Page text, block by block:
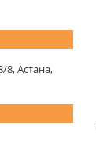
8, Астана,